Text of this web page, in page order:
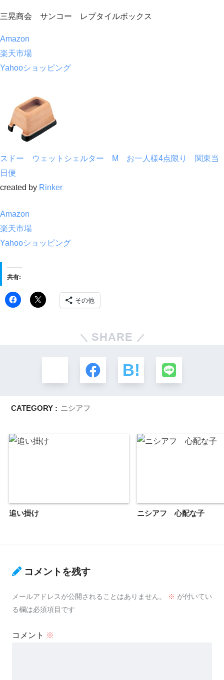
三晃商会 サンコー レプタイルボックス
Amazon
楽天市場
Yahooショッピング
スドー ウェットシェルター M お一人様4点限り 関東当
日便
created by Rinker
Amazon
楽天市場
Yahooショッピング
共有:
その他
SHARE
CATEGORY : ニシアフ
追い掛け ニシアフ 心配な子
コメントを残す
メールアドレスが公開されることはありません。 ※ が付いてい
る欄は必須項目です
コメント ※